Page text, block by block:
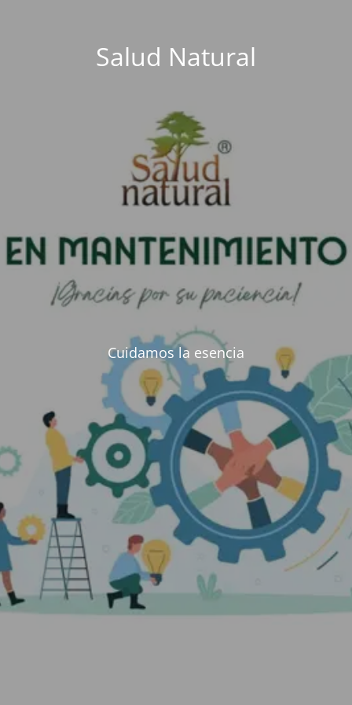
Salud Natural
Cuidamos la esencia